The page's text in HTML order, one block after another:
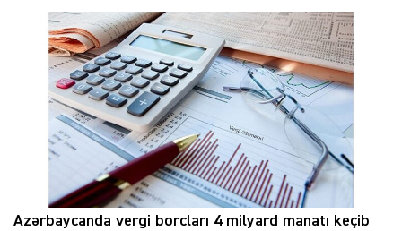
Azərbaycanda vergi borcları 4 milyard manatı keçib